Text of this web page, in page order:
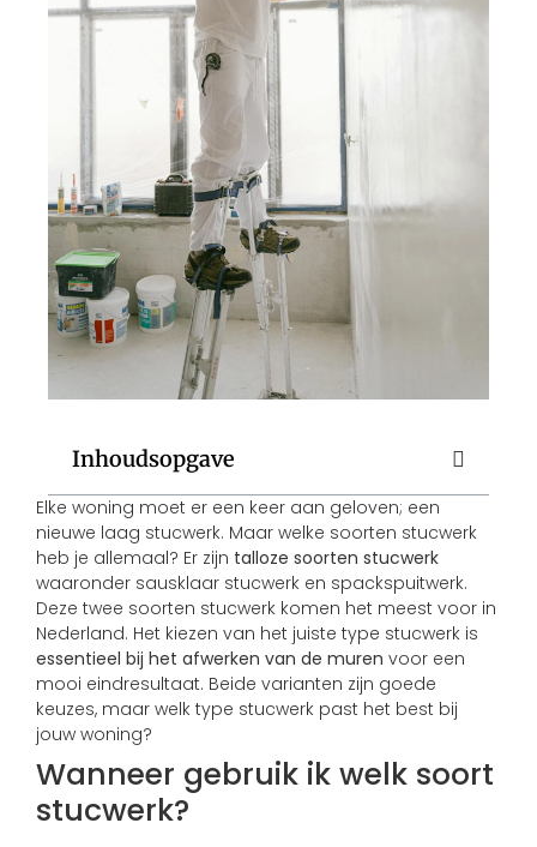
Inhoudsopgave
Elke woning moet er een keer aan geloven; een
nieuwe laag stucwerk. Maar welke soorten stucwerk
heb je allemaal? Er zijn talloze soorten stucwerk
waaronder sausklaar stucwerk en spackspuitwerk.
Deze twee soorten stucwerk komen het meest voor in
Nederland. Het kiezen van het juiste type stucwerk is
essentieel bij het afwerken van de muren voor een
mooi eindresultaat. Beide varianten zijn goede
keuzes, maar welk type stucwerk past het best bij
jouw woning?
Wanneer gebruik ik welk soort
stucwerk?